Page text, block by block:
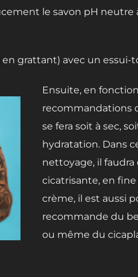
le savon pH
grattant) avec un
Ensuite, en
recommandations
se fera soit à sec,
hydratation. Dans
nettoyage, il
cicatrisante, en fine
crème, il est aussi
recommande du
ou même du